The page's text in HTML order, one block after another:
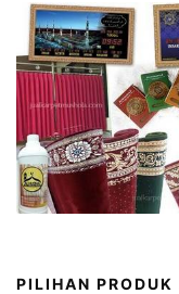
PILIHAN